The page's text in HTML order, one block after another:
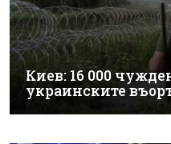
Киев: 16 000
украинските